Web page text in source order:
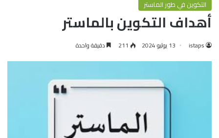
التكوين في طور الماستر
أهداف التكوين بالماستر
istaps 13 يوليو 2024 211 دقيقة واحدة